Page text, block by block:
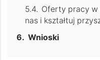
Oferty pracy w
nas i kształtuj
Wnioski